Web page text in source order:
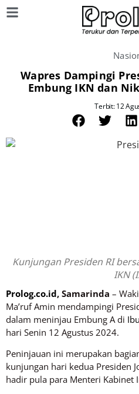
Wapres Dampingi
Embung IKN dan
Terbit: 12
Kunjungan Presiden RI
IKN
Prolog.co.id, Samarinda –
Ma’ruf Amin mendampingi
dalam meninjau Embung A di
hari Senin 12 Agustus 2024.
Peninjauan ini merupakan
kunjungan hari kedua Presiden
hadir pula para Menteri Kabinet